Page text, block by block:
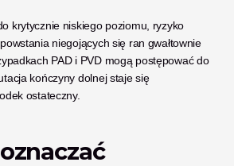
krytycznie niskiego poziomu, ryzyko
niegojących się ran gwałtownie
PAD i PVD mogą postępować do
kończyny dolnej staje się
ostateczny.